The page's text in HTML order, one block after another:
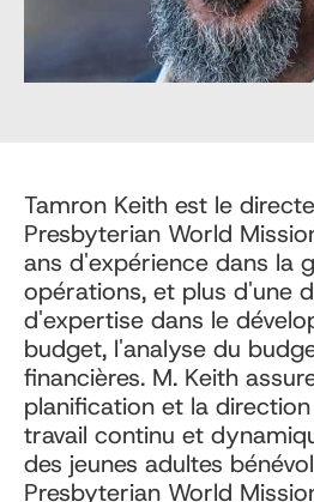
Tamron Keith est le
Presbyterian World
ans d'expérience dans la
opérations, et plus d'une
d'expertise dans le
budget, l'analyse du
financières. M. Keith
planification et la
travail continu et
des jeunes adultes
Presbyterian World